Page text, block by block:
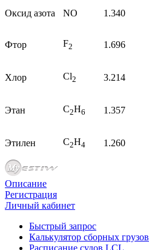
Оксид азота NO 1.340
Фтор F2 1.696
Хлор Cl2 3.214
Этан C2H6 1.357
Этилен C2H4 1.260
Описание
Регистрация
Личный кабинет
Быстрый запрос
Калькулятор сборных грузов
Расписание судов LCL